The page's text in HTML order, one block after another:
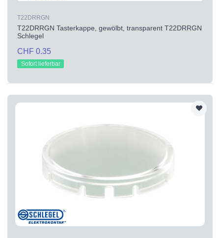
T22DRRGN
T22DRRGN Tasterkappe, gewölbt, transparent T22DRRGN
Schlegel
CHF 0.35
Sofort lieferbar